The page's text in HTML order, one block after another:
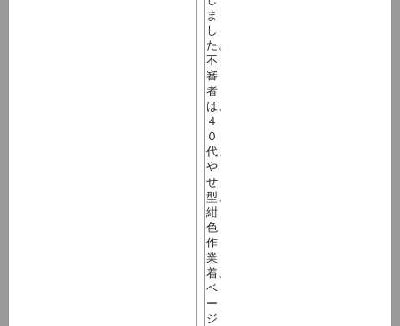
ま
し
た。
不
審
者
は、
４
０
代、
や
せ
型、
紺
色
作
業
着、
ベ
ー
ジ